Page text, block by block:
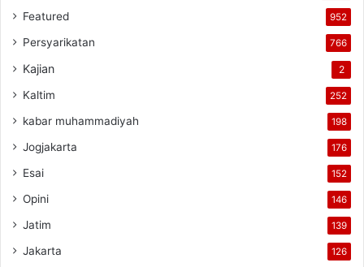
Featured 952
Persyarikatan 766
Kajian 2
Kaltim 252
kabar muhammadiyah 198
Jogjakarta 176
Esai 152
Opini 146
Jatim 139
Jakarta 126